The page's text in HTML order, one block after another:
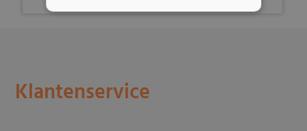
Klantenservice